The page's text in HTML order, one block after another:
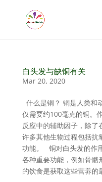
白头发与缺铜有关
Mar 20, 2020
什么是铜？ 铜是人类和
仅需要约100毫克的铜。
反应中的辅助因子，除
许多其他生物过程包括抗
功能。 铜对白头发的作
各种重要功能，例如骨骼
的饮食是获取这些营养的